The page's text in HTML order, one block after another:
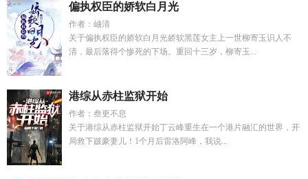
偏执权臣的娇软白月光
作者：岫清
关于偏执权臣的娇软白月光娇软黑莲女主上一世柳寄玉识人不
清，最后落得个惨死的下场。重回十三岁，柳寄玉...
港综从赤柱监狱开始
作者：叁更不息
关于港综从赤柱监狱开始丁云峰重生在一个港片融汇的世界，开
局救下跛豪妻儿！1个月后雷洛阿峰，我说...